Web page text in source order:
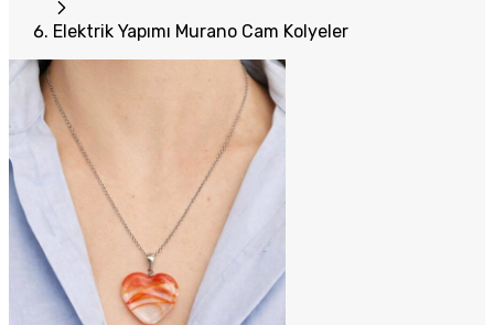
Elektrik Yapımı Murano Cam Kolyeler